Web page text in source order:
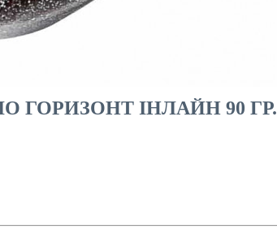
ГОРИЗОНТ ІНЛАЙН 90 ГР.